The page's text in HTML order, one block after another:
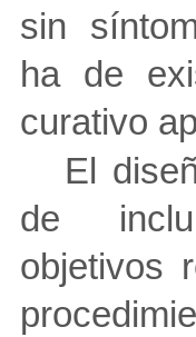
sin
ha de
curativo
El
de
objetivos